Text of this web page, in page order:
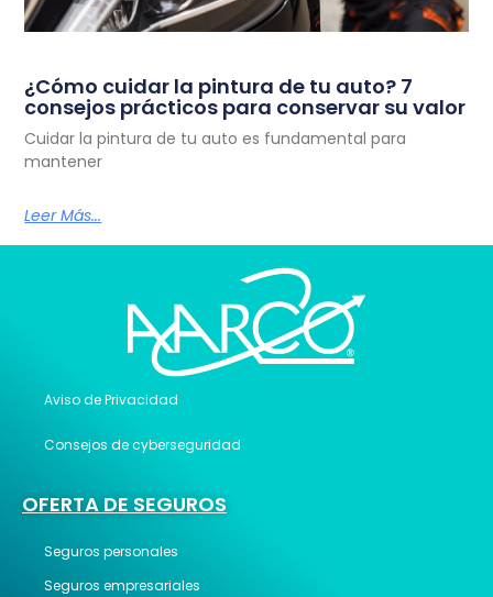
¿Cómo cuidar la pintura de tu auto? 7
consejos prácticos para conservar su valor
Cuidar la pintura de tu auto es fundamental para
mantener
Leer Más...
Aviso de Privacidad
Consejos de cyberseguridad
OFERTA DE SEGUROS
Seguros personales
Seguros empresariales